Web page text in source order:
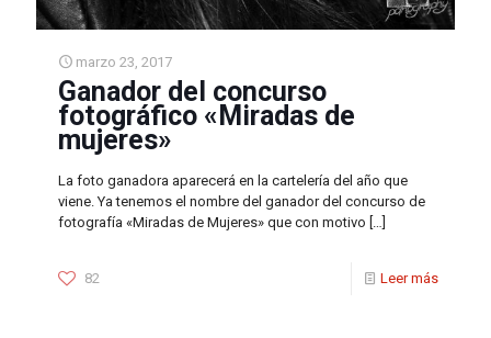
marzo 23, 2017
Ganador del concurso
fotográfico «Miradas de
mujeres»
La foto ganadora aparecerá en la cartelería del año que
viene. Ya tenemos el nombre del ganador del concurso de
fotografía «Miradas de Mujeres» que con motivo […]
82 Leer más